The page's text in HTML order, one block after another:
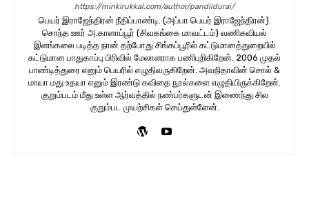
https://minkirukkal.com/author/pandiidurai/
பெயர் இராஜேந்திரன் நீதிப்பாண்டி. (அப்பா பெயர் இராஜேந்திரன்).
சொந்த ஊர் அ.காளாப்பூர் (சிவகங்கை மாவட்டம்) வணிகவியல்
இளங்கலை படித்த நான் தற்போது சிங்கப்பூரில் கட்டுமானத்துறையில்
கட்டுமான பாதுகாப்பு பிரிவில் மேலாளராக பணிபுறிகிறேன். 2006 முதல்
பாண்டித்துரை எனும் பெயரில் எழுதிவருகிறேன். அவநிதாவின் சொல் &
மாயா மது உதயா எனும் இரண்டு கவிதை நூல்களை எழுதியிருக்கிறேன்.
குறும்படம் மீது உள்ள ஆர்வத்தில் நண்பர்களுடன் இணைந்து சில
குறும்பட முயற்சிகள் செய்துள்ளேன்.